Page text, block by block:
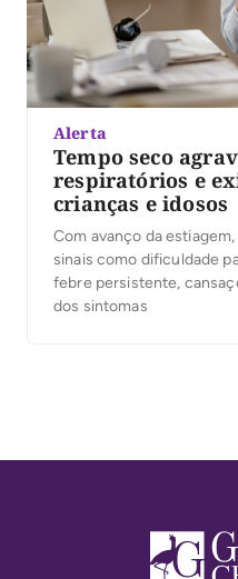
Alerta
Tempo seco
respiratórios e
crianças e idosos
Com avanço da
sinais como dificuldade
febre persistente,
dos sintomas